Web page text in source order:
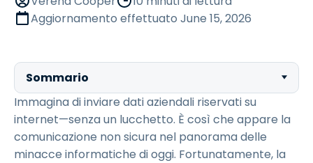
Aggiornamento effettuato June 15, 2026
Sommario
Immagina di inviare dati aziendali riservati su
internet—senza un lucchetto. È così che appare la
comunicazione non sicura nel panorama delle
minacce informatiche di oggi. Fortunatamente, la